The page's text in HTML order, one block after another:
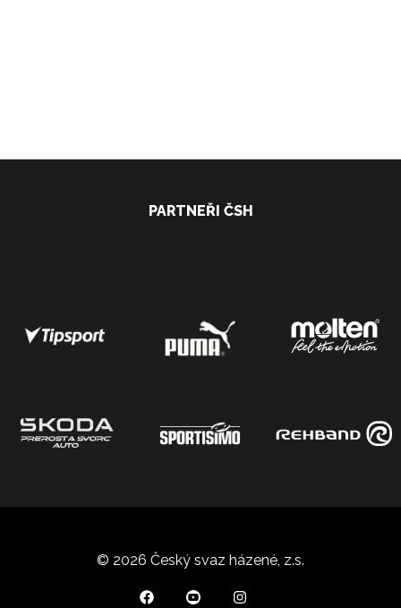
PARTNEŘI ČSH
© 2026 Český svaz házené, z.s.